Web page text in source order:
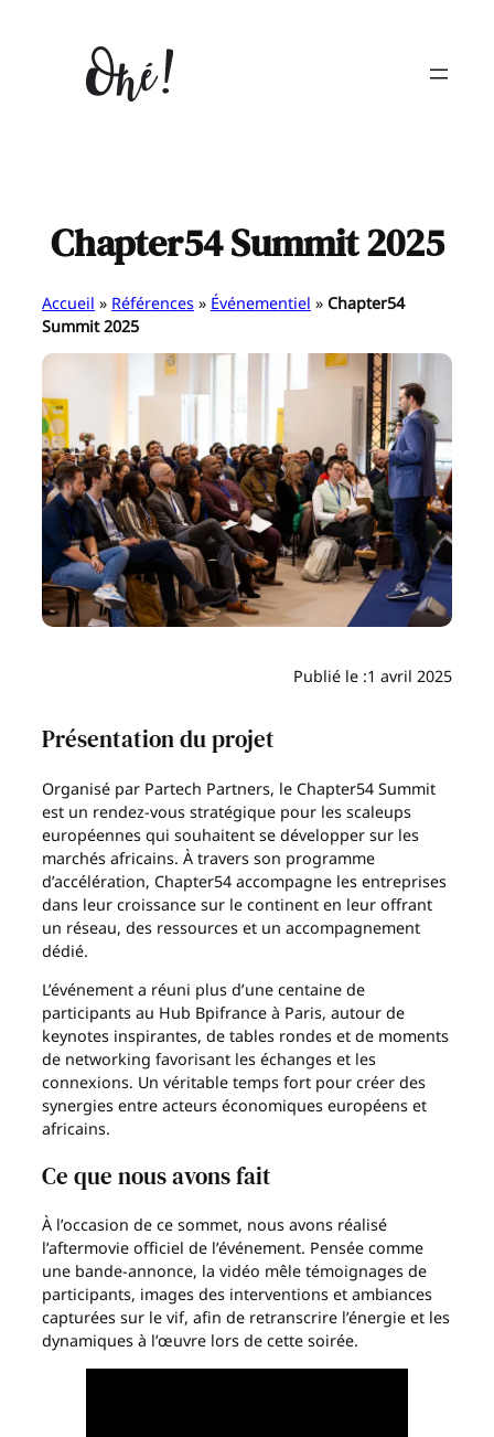
Chapter54 Summit 2025
Accueil » Références » Événementiel » Chapter54
Summit 2025
Publié le :1 avril 2025
Présentation du projet
Organisé par Partech Partners, le Chapter54 Summit
est un rendez-vous stratégique pour les scaleups
européennes qui souhaitent se développer sur les
marchés africains. À travers son programme
d’accélération, Chapter54 accompagne les entreprises
dans leur croissance sur le continent en leur offrant
un réseau, des ressources et un accompagnement
dédié.
L’événement a réuni plus d’une centaine de
participants au Hub Bpifrance à Paris, autour de
keynotes inspirantes, de tables rondes et de moments
de networking favorisant les échanges et les
connexions. Un véritable temps fort pour créer des
synergies entre acteurs économiques européens et
africains.
Ce que nous avons fait
À l’occasion de ce sommet, nous avons réalisé
l’aftermovie officiel de l’événement. Pensée comme
une bande-annonce, la vidéo mêle témoignages de
participants, images des interventions et ambiances
capturées sur le vif, afin de retranscrire l’énergie et les
dynamiques à l’œuvre lors de cette soirée.